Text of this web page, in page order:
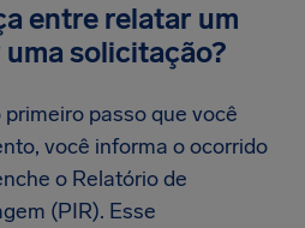
entre relatar um
solicitação?
passo que você
você informa o ocorrido
o Relatório de
(PIR). Esse